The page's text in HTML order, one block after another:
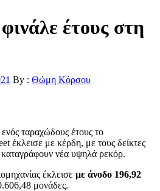
έτους στη
By : Θώμη Κόρσου
ταραχώδους έτους το
έκλεισε με κέρδη, με τους δείκτες
νέα υψηλά ρεκόρ.
έκλεισε με άνοδο 196,92
μονάδες.